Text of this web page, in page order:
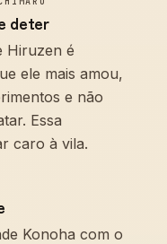
deter
Hiruzen é
ele mais amou,
e não
Essa
caro à vila.
Konoha com o